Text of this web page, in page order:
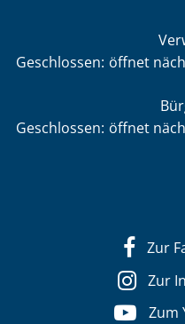
Klicken, um weitere
Geschlossen: öffnet
Klicken, um weitere
Geschlossen: öffnet
Zur
Zur
Zum